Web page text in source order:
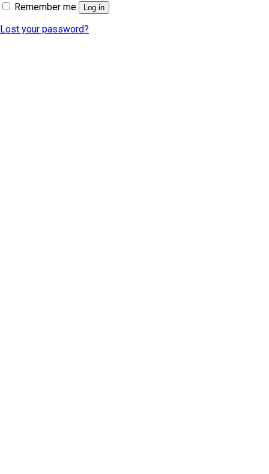
Remember me
Log in
Lost your password?